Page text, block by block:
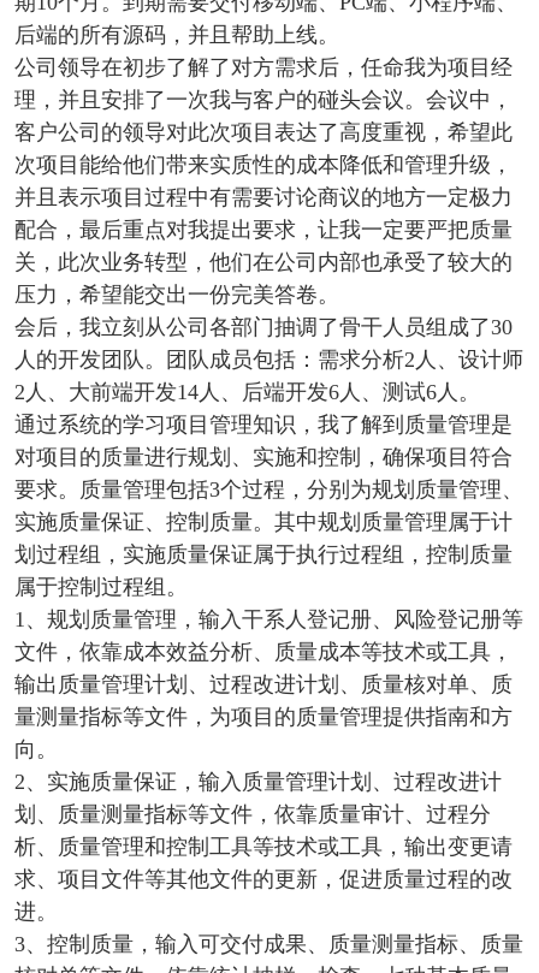
后端的所有源码，并且帮助上线。
公司领导在初步了解了对方需求后，任命我为项目经
理，并且安排了一次我与客户的碰头会议。会议中，
客户公司的领导对此次项目表达了高度重视，希望此
次项目能给他们带来实质性的成本降低和管理升级，
并且表示项目过程中有需要讨论商议的地方一定极力
配合，最后重点对我提出要求，让我一定要严把质量
关，此次业务转型，他们在公司内部也承受了较大的
压力，希望能交出一份完美答卷。
会后，我立刻从公司各部门抽调了骨干人员组成了30
人的开发团队。团队成员包括：需求分析2人、设计师
2人、大前端开发14人、后端开发6人、测试6人。
通过系统的学习项目管理知识，我了解到质量管理是
对项目的质量进行规划、实施和控制，确保项目符合
要求。质量管理包括3个过程，分别为规划质量管理、
实施质量保证、控制质量。其中规划质量管理属于计
划过程组，实施质量保证属于执行过程组，控制质量
属于控制过程组。
1、规划质量管理，输入干系人登记册、风险登记册等
文件，依靠成本效益分析、质量成本等技术或工具，
输出质量管理计划、过程改进计划、质量核对单、质
量测量指标等文件，为项目的质量管理提供指南和方
向。
2、实施质量保证，输入质量管理计划、过程改进计
划、质量测量指标等文件，依靠质量审计、过程分
析、质量管理和控制工具等技术或工具，输出变更请
求、项目文件等其他文件的更新，促进质量过程的改
进。
3、控制质量，输入可交付成果、质量测量指标、质量